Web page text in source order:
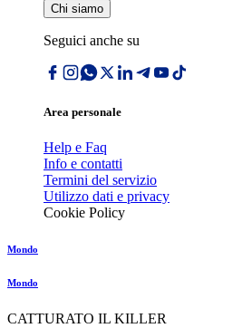
Chi siamo
Seguici anche su
Area personale
Help e Faq
Info e contatti
Termini del servizio
Utilizzo dati e privacy
Cookie Policy
Mondo
Mondo
CATTURATO IL KILLER